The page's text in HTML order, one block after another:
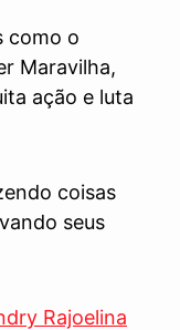
como o
Maravilha,
ação e luta
coisas
seus
Rajoelina